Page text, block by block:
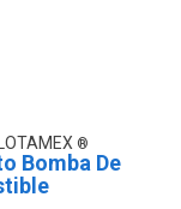
Bomba De